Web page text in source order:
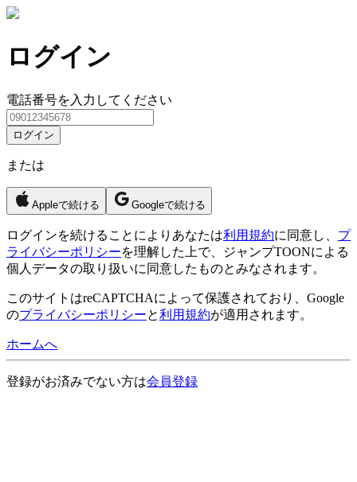
ログイン
電話番号を入力してください
ログイン
または
Appleで続ける Googleで続ける
ログインを続けることによりあなたは利用規約に同意し、 プ
ライバシーポリシーを理解した上で、ジャンプTOONによる
個人データの取り扱いに同意したものとみなされます。
このサイトはreCAPTCHAによって保護されており、Google
のプライバシーポリシーと利用規約が適用されます。
ホームへ
登録がお済みでない方は会員登録